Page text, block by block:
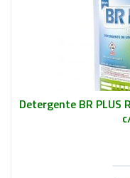
Detergente BR